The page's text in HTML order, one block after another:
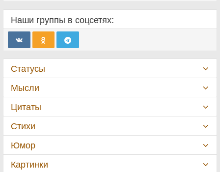
Наши группы в соцсетях:
Статусы
Мысли
Цитаты
Стихи
Юмор
Картинки